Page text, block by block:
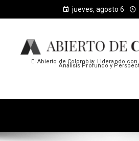
jueves, agosto 6
El Abierto de Colombia: Liderando
Análisis Profundo y